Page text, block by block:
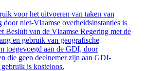
voor het uitvoeren van taken van
door niet-Vlaamse overheidsinstanties is
Besluit van de Vlaamse Regering met de
en gebruik van geografische
toegevoegd aan de GDI, door
die geen deelnemer zijn aan GDI-
is kosteloos.